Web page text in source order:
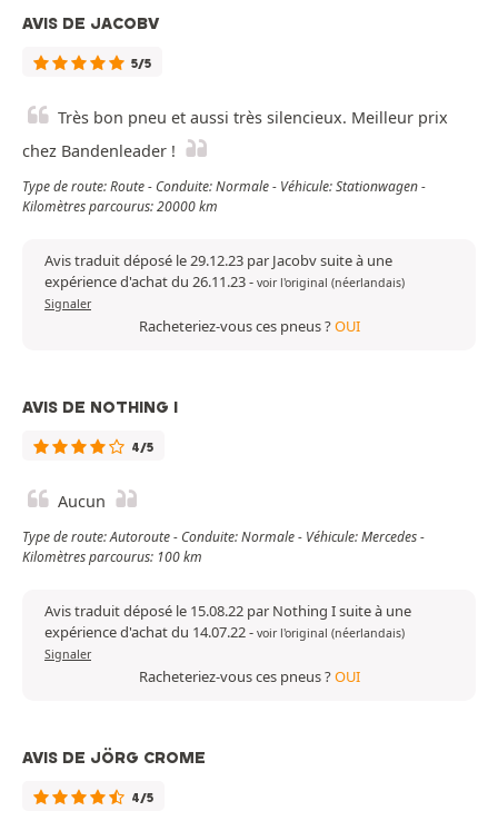
AVIS DE JACOBV
5/5
Très bon pneu et aussi très silencieux. Meilleur prix
chez Bandenleader !
Type de route: Route - Conduite: Normale - Véhicule: Stationwagen -
Kilomètres parcourus: 20000 km
Avis traduit déposé le 29.12.23 par Jacobv suite à une
expérience d'achat du 26.11.23- voir l'original (néerlandais)
Signaler
Racheteriez-vous ces pneus ?OUI
AVIS DE NOTHING I
4/5
Aucun
Type de route: Autoroute - Conduite: Normale - Véhicule: Mercedes -
Kilomètres parcourus: 100 km
Avis traduit déposé le 15.08.22 par Nothing I suite à une
expérience d'achat du 14.07.22- voir l'original (néerlandais)
Signaler
Racheteriez-vous ces pneus ?OUI
AVIS DE JÖRG CROME
4/5